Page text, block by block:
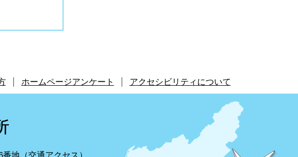
ホームページアンケート アクセシビリティについて